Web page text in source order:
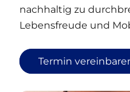
nachhaltig zu
Lebensfreude und
Termin